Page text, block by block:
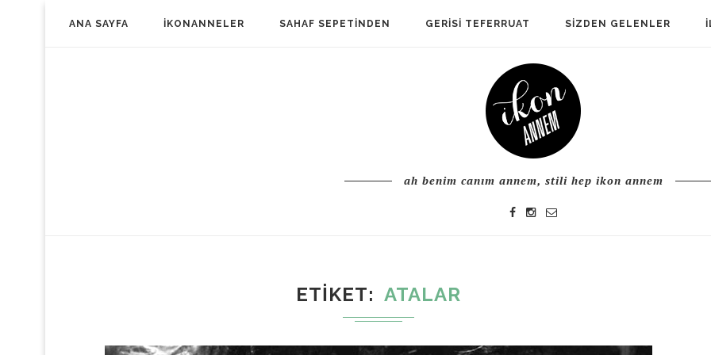
ANA SAYFA İKONANNELER SAHAF SEPETINDEN GERISI TEFERRUAT SIZDEN GELENLER
ah benim canım annem, stili hep ikon annem
ETIKET ATALAR